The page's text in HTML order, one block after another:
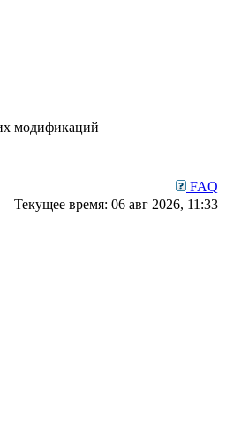
модификаций
FAQ
Текущее время: 06 авг 2026, 11:33